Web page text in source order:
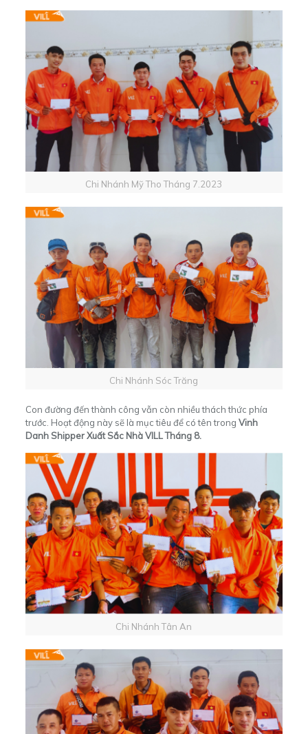
Chi Nhánh Mỹ Tho Tháng 7.2023
Chi Nhánh Sóc Trăng
Con đường đến thành công vẫn còn nhiều thách thức phía
trước. Hoạt động này sẽ là mục tiêu để có tên trong Vinh
Danh Shipper Xuất Sắc Nhà VILL Tháng 8.
Chi Nhánh Tân An